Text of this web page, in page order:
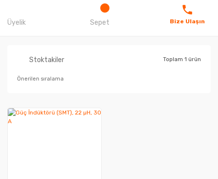
Üyelik Sepet Bize Ulaşın
Stoktakiler Toplam 1 ürün